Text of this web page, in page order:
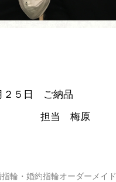
２５日 ご納品
梅原
輪・婚約指輪オーダーメイド